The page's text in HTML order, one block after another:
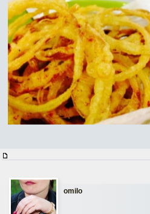
omilo